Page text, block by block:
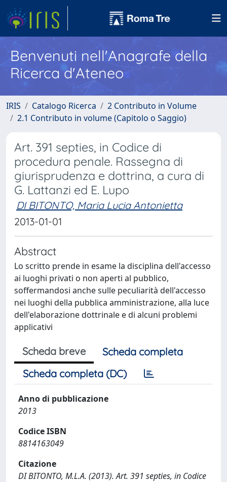
Benvenuti nell'Anagrafe della
Ricerca d'Ateneo
IRIS Catalogo Ricerca
2 Contributo in Volume
2.1 Contributo in volume (Capitolo o Saggio)
Art. 391 septies, in Codice di
procedura penale. Rassegna di
giurisprudenza e dottrina, a cura di
G. Lattanzi ed E. Lupo
DI BITONTO, Maria Lucia Antonietta
2013-01-01
Abstract
Lo scritto prende in esame la disciplina dell'accesso
ai luoghi privati o non aperti al pubblico,
soffermandosi anche sulle peculiarità dell'accesso
nei luoghi della pubblica amministrazione, alla luce
dell'elaborazione dottrinale e di alcuni problemi
applicativi
Scheda breve
Scheda completa
Scheda completa (DC)
Anno di pubblicazione
2013
Codice ISBN
8814163049
Citazione
DI BITONTO, M.L.A. (2013). Art. 391 septies, in Codice